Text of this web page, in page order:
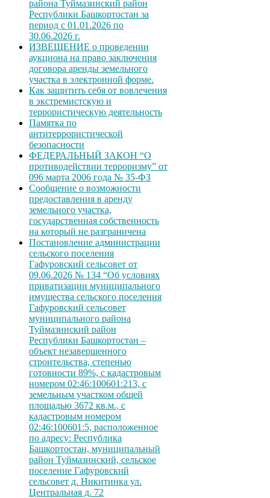
района Туймазинский район
Республики Башкортостан за
период с 01.01.2026 по
30.06.2026 г.
ИЗВЕЩЕНИЕ о проведении
аукциона на право заключения
договора аренды земельного
участка в электронной форме.
Как защитить себя от вовлечения
в экстремистскую и
террористическую деятельность
Памятка по
антитеррористической
безопасности
ФЕДЕРАЛЬНЫЙ ЗАКОН “О
противодействии терроризму” от
096 марта 2006 года № 35-ФЗ
Сообщение о возможности
предоставления в аренду
земельного участка,
государственная собственность
на который не разграничена
Постановление администрации
сельского поселения
Гафуровский сельсовет от
09.06.2026 № 134 “Об условиях
приватизации муниципального
имущества сельского поселения
Гафуровский сельсовет
муниципального района
Туймазинский район
Республики Башкортостан –
объект незавершенного
строительства, степенью
готовности 89%, с кадастровым
номером 02:46:100601:213, с
земельным участком общей
площадью 3672 кв.м., с
кадастровым номером
02:46:100601:5, расположенное
по адресу: Республика
Башкортостан, муниципальный
район Туймазинский, сельское
поселение Гафуровский
сельсовет д. Никитинка ул.
Центральная д. 72